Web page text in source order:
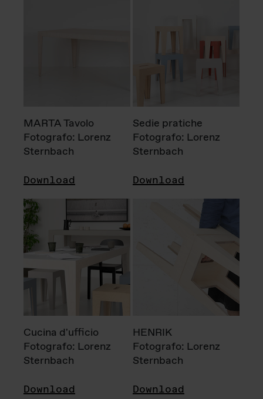
MARTA Tavolo
Fotografo: Lorenz
Sternbach
Download
Sedie pratiche
Fotografo: Lorenz
Sternbach
Download
Cucina d'ufficio
Fotografo: Lorenz
Sternbach
Download
HENRIK
Fotografo: Lorenz
Sternbach
Download